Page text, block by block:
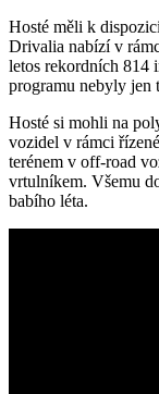
Hosté měli k
Drivalia nabízí v
letos rekordních 814
programu nebyly jen
Hosté si mohli na
vozidel v rámci
terénem v off-road
vrtulníkem. Všemu
babího léta.